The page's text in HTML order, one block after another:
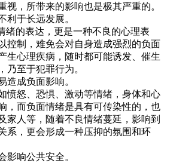
视，所带来的影响也是极其严重的。
利于长远发展。
绪的表达，更是一种不良的心理表
控制，难免会对自身造成强烈的负面
生心理疾病，随时都可能诱发、催生
乃至于犯罪行为。
造成负面影响。
愤怒、恐惧、激动等情绪，身体和心
，而负面情绪是具有可传染性的，也
家人等，随着不良情绪蔓延，影响到
系，更会形成一种压抑的氛围和环
影响公共安全。